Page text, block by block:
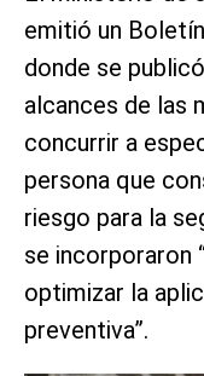
emitió un
donde se
alcances de las
concurrir a
persona que
riesgo para la
se incorporaron
optimizar la
preventiva”.